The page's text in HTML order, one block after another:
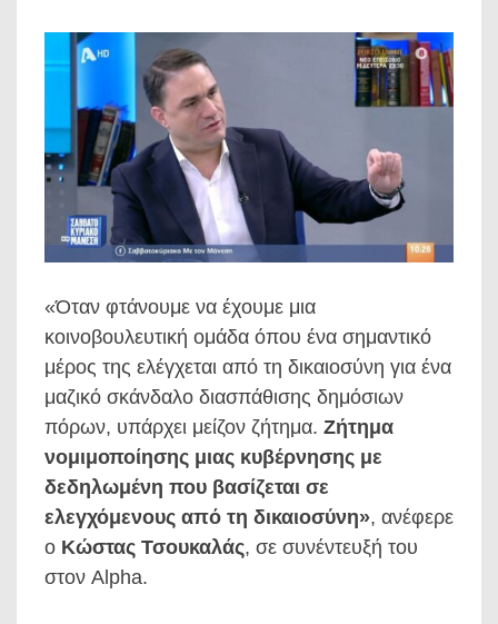
«Όταν φτάνουμε να έχουμε μια
κοινοβουλευτική ομάδα όπου ένα σημαντικό
μέρος της ελέγχεται από τη δικαιοσύνη για ένα
μαζικό σκάνδαλο διασπάθισης δημόσιων
πόρων, υπάρχει μείζον ζήτημα. Ζήτημα
νομιμοποίησης μιας κυβέρνησης με
δεδηλωμένη που βασίζεται σε
ελεγχόμενους από τη δικαιοσύνη», ανέφερε
ο Κώστας Τσουκαλάς, σε συνέντευξή του
στον Alpha.